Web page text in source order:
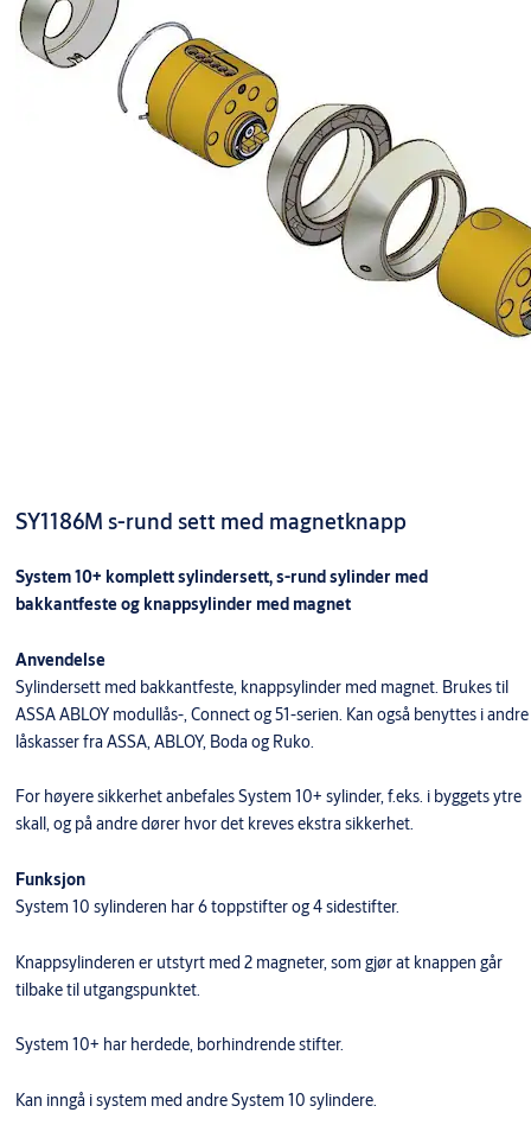
SY1186M s-rund sett med magnetknapp
System 10+ komplett sylindersett, s-rund sylinder med
bakkantfeste og knappsylinder med magnet
Anvendelse
Sylindersett med bakkantfeste, knappsylinder med magnet. Brukes til
ASSA ABLOY modullås-, Connect og 51-serien. Kan også benyttes i andre
låskasser fra ASSA, ABLOY, Boda og Ruko.
For høyere sikkerhet anbefales System 10+ sylinder, f.eks. i byggets ytre
skall, og på andre dører hvor det kreves ekstra sikkerhet.
Funksjon
System 10 sylinderen har 6 toppstifter og 4 sidestifter.
Knappsylinderen er utstyrt med 2 magneter, som gjør at knappen går
tilbake til utgangspunktet.
System 10+ har herdede, borhindrende stifter.
Kan inngå i system med andre System 10 sylindere.